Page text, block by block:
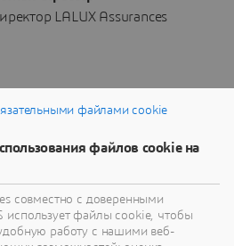
LALUX Assurances
файлами cookie
файлов cookie на
совместно с доверенными
использует файлы cookie, чтобы
работу с нашими веб-